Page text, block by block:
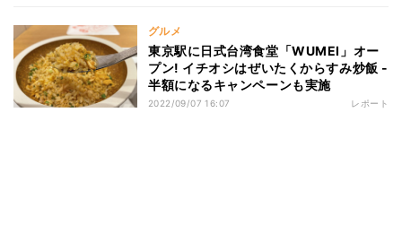
グルメ
東京駅に日式台湾食堂「WUMEI」オー
プン! イチオシはぜいたくからすみ炒飯 -
半額になるキャンペーンも実施
2022/09/07 16:07 レポート